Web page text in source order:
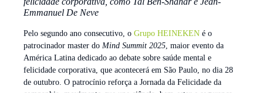
Emmanuel De Neve
Pelo segundo ano consecutivo, o Grupo HEINEKEN é o
patrocinador master do Mind Summit 2025 , maior evento da
América Latina dedicado ao debate sobre saúde mental e
felicidade corporativa, que acontecerá em São Paulo, no dia 28
de outubro. O patrocínio reforça a Jornada da Felicidade da